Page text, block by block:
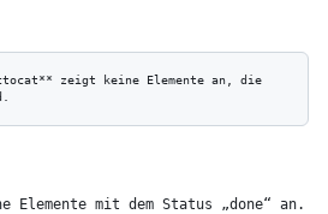
Elemente mit dem Status „done“ an.